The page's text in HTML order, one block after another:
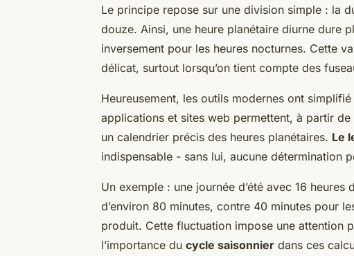
Le principe repose sur une division simple : la
douze. Ainsi, une heure planétaire diurne dure
inversement pour les heures nocturnes. Cette
délicat, surtout lorsqu’on tient compte des
Heureusement, les outils modernes ont
applications et sites web permettent, à partir
un calendrier précis des heures planétaires. Le
indispensable - sans lui, aucune détermination
Un exemple : une journée d’été avec 16
d’environ 80 minutes, contre 40 minutes pour
produit. Cette fluctuation impose une attention
l’importance du cycle saisonnier dans ces